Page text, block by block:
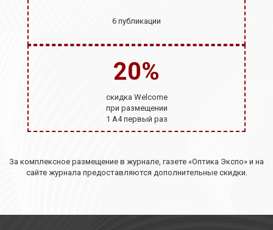
6 публикации
20%
скидка Welcome
при размещении
1 А4 первый раз
За комплексное размещение в журнале, газете «Оптика Экспо» и на
сайте журнала предоставляются дополнительные скидки.